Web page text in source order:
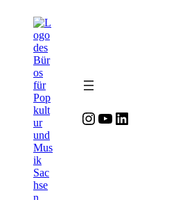
springen
springen
Instagram YouTube LinkedIn